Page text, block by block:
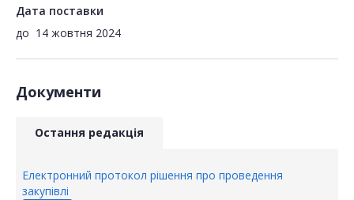
Дата поставки
до 14 жовтня 2024
Документи
Остання редакція
Електронний протокол рішення про проведення
закупівлі